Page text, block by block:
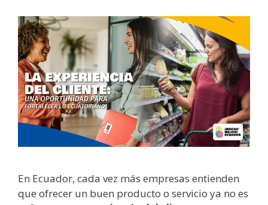
En Ecuador, cada vez más empresas entienden
que ofrecer un buen producto o servicio ya no es